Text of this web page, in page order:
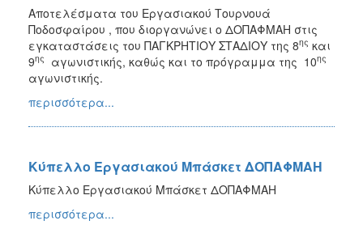
Αποτελέσματα του Εργασιακού Τουρνουά
Ποδοσφαίρου , που διοργανώνει ο ΔΟΠΑΦΜΑΗ στις
εγκαταστάσεις του ΠΑΓΚΡΗΤΙΟΥ ΣΤΑΔΙΟΥ της 8ης και
9ης αγωνιστικής, καθώς και το πρόγραμμα της 10ης
αγωνιστικής.
περισσότερα...
Κύπελλο Εργασιακού Μπάσκετ ΔΟΠΑΦΜΑΗ
Κύπελλο Εργασιακού Μπάσκετ ΔΟΠΑΦΜΑΗ
περισσότερα...